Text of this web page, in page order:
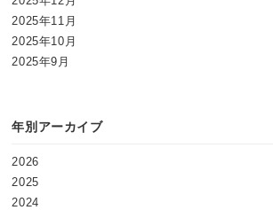
2025年11月
2025年10月
2025年9月
年別アーカイブ
2026
2025
2024